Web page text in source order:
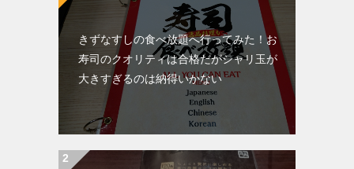
きずなすしの食べ放題へ行ってみた！お
寿司のクオリティは合格だがシャリ玉が
大きすぎるのは納得いかない